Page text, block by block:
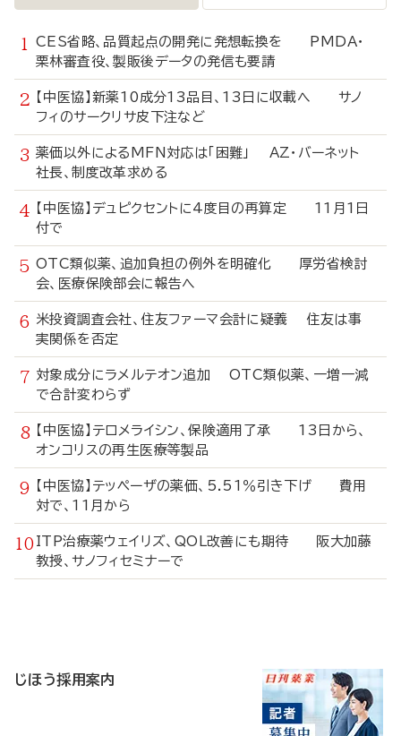
CES省略、品質起点の開発に発想転換を PMDA・
栗林審査役、製販後データの発信も要請
【中医協】新薬10成分13品目、13日に収載へ サノ
フィのサークリサ皮下注など
薬価以外によるMFN対応は「困難」 AZ・バーネット
社長、制度改革求める
【中医協】デュピクセントに4度目の再算定 11月1日
付で
OTC類似薬、追加負担の例外を明確化 厚労省検討
会、医療保険部会に報告へ
米投資調査会社、住友ファーマ会計に疑義 住友は事
実関係を否定
対象成分にラメルテオン追加 OTC類似薬、一増一減
で合計変わらず
【中医協】テロメライシン、保険適用了承 13日から、
オンコリスの再生医療等製品
【中医協】テッペーザの薬価、5.51％引き下げ 費用
対で、11月から
ITP治療薬ウェイリズ、QOL改善にも期待 阪大加藤
教授、サノフィセミナーで
じほう採用案内